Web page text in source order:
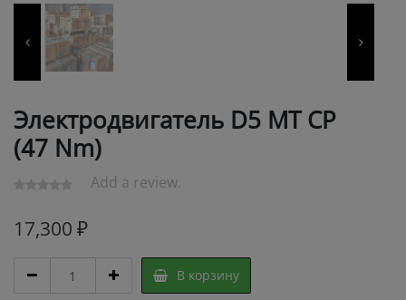
Электродвигатель D5 MT CР
(47 Nm)
Add a review.
17,300 ₽
Электродвигатель
В корзину